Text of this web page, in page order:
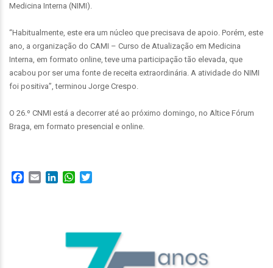
Medicina Interna (NIMI).
“Habitualmente, este era um núcleo que precisava de apoio. Porém, este
ano, a organização do CAMI – Curso de Atualização em Medicina
Interna, em formato online, teve uma participação tão elevada, que
acabou por ser uma fonte de receita extraordinária. A atividade do NIMI
foi positiva”, terminou Jorge Crespo.
O 26.º CNMI está a decorrer até ao próximo domingo, no Altice Fórum
Braga, em formato presencial e online.
Facebook
Email LinkedInWhatsApp